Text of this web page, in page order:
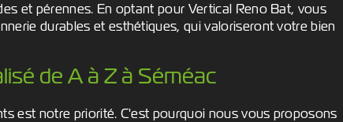
et pérennes. En optant pour Vertical Reno Bat, vous
durables et esthétiques, qui valoriseront votre bien
de A à Z à Séméac
est notre priorité. C'est pourquoi nous vous proposons